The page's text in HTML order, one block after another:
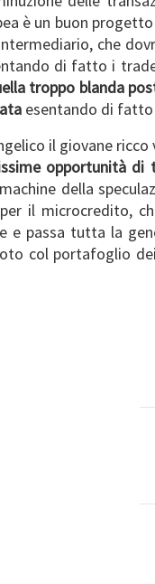
è un buon
che
di fatto i
troppo blanda
esentando di fatto
il giovane
opportunità
della
il microcredito,
e passa tutta la
col portafoglio